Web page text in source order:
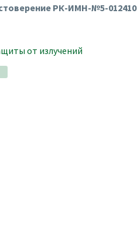
РК-ИМН-№5-012410
от излучений